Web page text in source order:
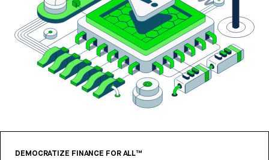
DEMOCRATIZE FINANCE FOR ALL™